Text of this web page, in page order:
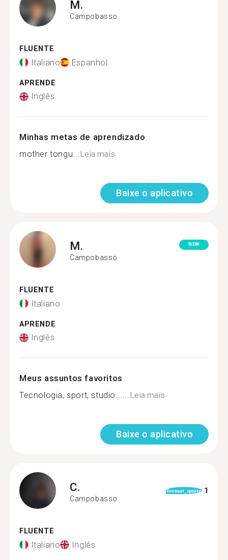
M.
Campobasso
FLUENTE
Italiano Espanhol
APRENDE
Inglês
Minhas metas de aprendizado
mother tongu...Leia mais
Baixe o aplicativo
M.
Campobasso
NEW
FLUENTE
Italiano
APRENDE
Inglês
Meus assuntos favoritos
Tecnologia, sport, studio......Leia mais
Baixe o aplicativo
C.
Campobasso
format_quote 1
FLUENTE
Italiano Inglês